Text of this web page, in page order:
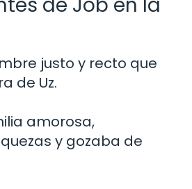
justo y recto que
de Uz.
amorosa,
y gozaba de